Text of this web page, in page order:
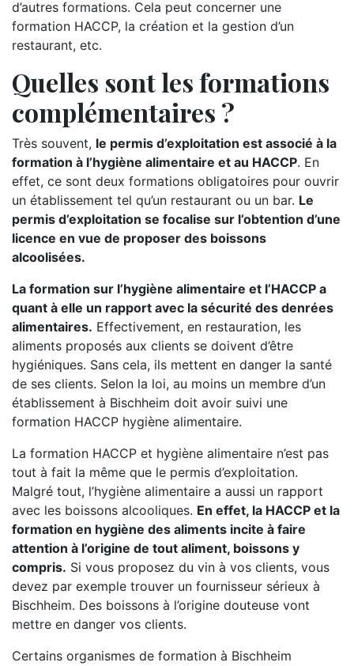
d’autres formations. Cela peut concerner une
formation HACCP, la création et la gestion d’un
restaurant, etc.
Quelles sont les formations
complémentaires ?
Très souvent, le permis d’exploitation est associé à la
formation à l’hygiène alimentaire et au HACCP. En
effet, ce sont deux formations obligatoires pour ouvrir
un établissement tel qu’un restaurant ou un bar. Le
permis d’exploitation se focalise sur l’obtention d’une
licence en vue de proposer des boissons
alcoolisées.
La formation sur l’hygiène alimentaire et l’HACCP a
quant à elle un rapport avec la sécurité des denrées
alimentaires. Effectivement, en restauration, les
aliments proposés aux clients se doivent d’être
hygiéniques. Sans cela, ils mettent en danger la santé
de ses clients. Selon la loi, au moins un membre d’un
établissement à Bischheim doit avoir suivi une
formation HACCP hygiène alimentaire.
La formation HACCP et hygiène alimentaire n’est pas
tout à fait la même que le permis d’exploitation.
Malgré tout, l’hygiène alimentaire a aussi un rapport
avec les boissons alcooliques. En effet, la HACCP et la
formation en hygiène des aliments incite à faire
attention à l’origine de tout aliment, boissons y
compris. Si vous proposez du vin à vos clients, vous
devez par exemple trouver un fournisseur sérieux à
Bischheim. Des boissons à l’origine douteuse vont
mettre en danger vos clients.
Certains organismes de formation à Bischheim